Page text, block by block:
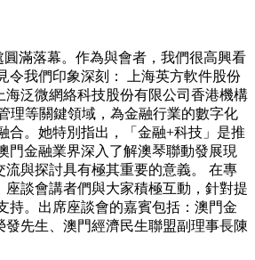
滿落幕。作為與會者，我們很高興看
令我們印象深刻： 上海英方軟件股份
泛微網絡科技股份有限公司香港機構
理等關鍵領域，為金融行業的數字化
合。她特別指出，「金融+科技」是推
門金融業界深入了解澳琴聯動發展現
與探討具有極其重要的意義。 在專
談會講者們與大家積極互動，針對提
持。出席座談會的嘉賓包括：澳門金
先生、澳門經濟民生聯盟副理事長陳